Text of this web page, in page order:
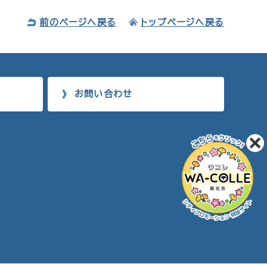
前のページへ戻る トップページへ戻る
お問い合わせ